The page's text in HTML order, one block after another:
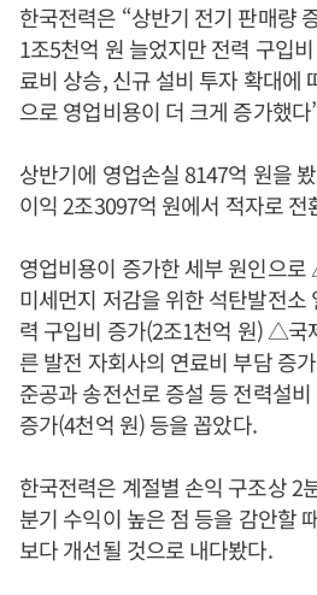
한국전력은 “상반기 전기 판매량
1조5천억 원 늘었지만 전력 구입
료비 상승, 신규 설비 투자 확대에
으로 영업비용이 더 크게 증가했
상반기에 영업손실 8147억 원을
이익 2조3097억 원에서 적자로 전
영업비용이 증가한 세부 원인으
미세먼지 저감을 위한 석탄발전소
력 구입비 증가(2조1천억 원) △국
른 발전 자회사의 연료비 부담 증
준공과 송전선로 증설 등 전력설
증가(4천억 원) 등을 꼽았다.
한국전력은 계절별 손익 구조상 2
분기 수익이 높은 점 등을 감안할
보다 개선될 것으로 내다봤다.